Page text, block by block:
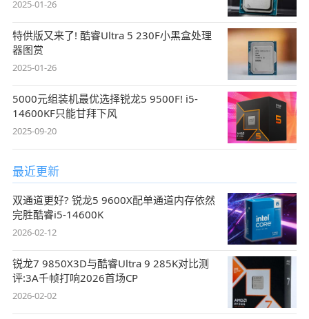
2025-01-26
特供版又来了! 酷睿Ultra 5 230F小黑盒处理
器图赏
2025-01-26
5000元组装机最优选择锐龙5 9500F! i5-
14600KF只能甘拜下风
2025-09-20
最近更新
双通道更好? 锐龙5 9600X配单通道内存依然
完胜酷睿i5-14600K
2026-02-12
锐龙7 9850X3D与酷睿Ultra 9 285K对比测
评:3A千帧打响2026首场CP
2026-02-02